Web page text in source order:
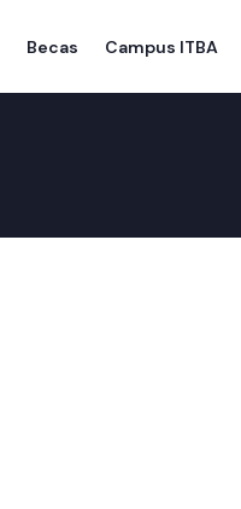
Becas Campus ITBA